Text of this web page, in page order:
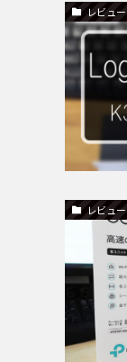
レビュー
レビュー